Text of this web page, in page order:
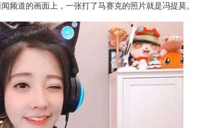
频道的画面上，一张打了马赛克的照片就是冯提莫。